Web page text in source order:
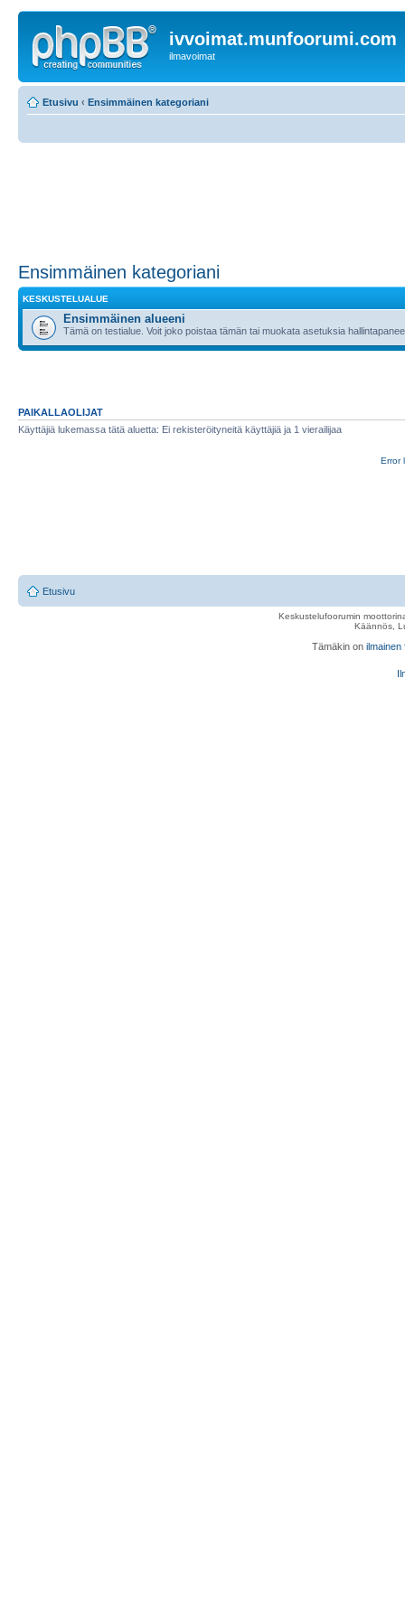
ivvoimat.munfoorumi.com
ilmavoimat
Etusivu ‹ Ensimmäinen kategoriani
Ensimmäinen kategoriani
KESKUSTELUALUE
Ensimmäinen alueeni
Tämä on testialue. Voit joko poistaa tämän tai muokata asetuksia
PAIKALLAOLIJAT
Käyttäjiä lukemassa tätä aluetta: Ei rekisteröityneitä käyttäjiä ja 1 vierailijaa
Error
Etusivu
Keskustelufoorumin
Käännös,
Tämäkin on ilmainen